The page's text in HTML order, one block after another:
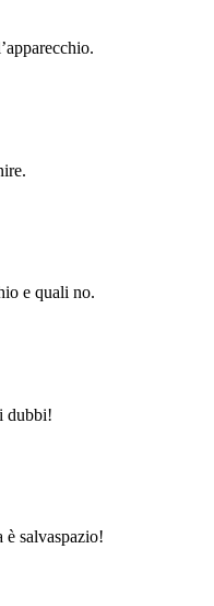
e quali no.
dubbi!
è salvaspazio!